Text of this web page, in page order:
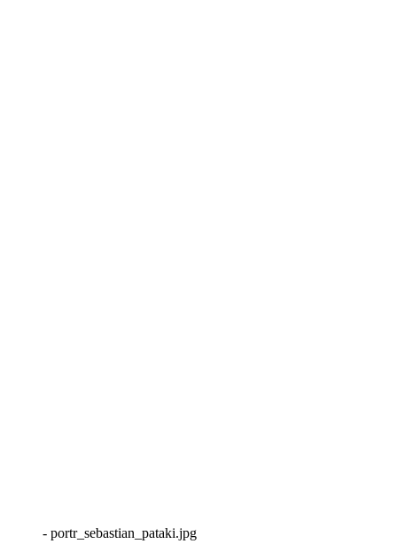
- portr_sebastian_pataki.jpg